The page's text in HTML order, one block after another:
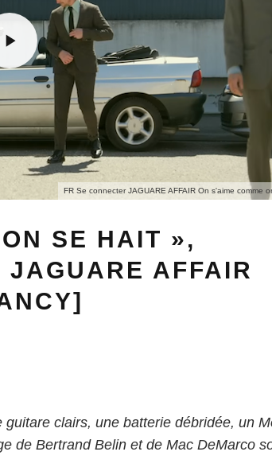
FR Se connecter JAGUARE AFFAIR On s'aime comme
SE HAIT »,
JAGUARE AFFAIR
clairs, une batterie débridée, un
de Bertrand Belin et de Mac DeMarco